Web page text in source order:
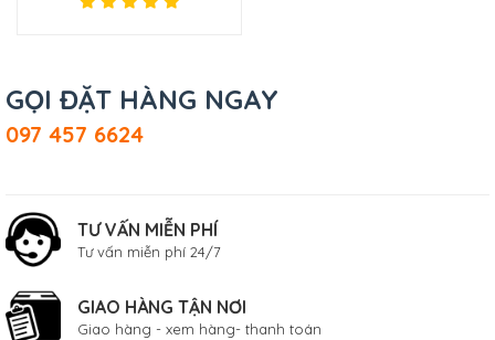
GỌI ĐẶT HÀNG NGAY
097 457 6624
TƯ VẤN MIỄN PHÍ
Tư vấn miễn phí 24/7
GIAO HÀNG TẬN NƠI
Giao hàng - xem hàng- thanh toán